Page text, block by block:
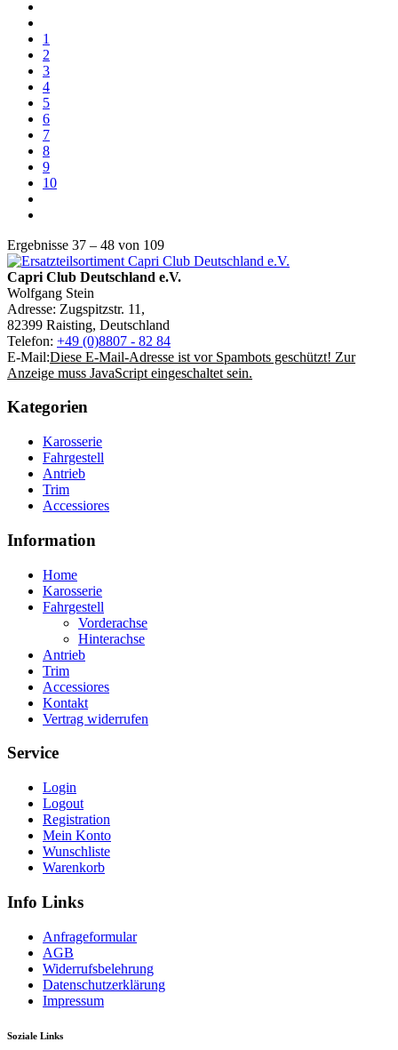
1
2
3
4
5
6
7
8
9
10
Ergebnisse 37 – 48 von 109
Capri Club Deutschland e.V.
Wolfgang Stein
Adresse: Zugspitzstr. 11,
82399 Raisting, Deutschland
Telefon: +49 (0)8807 - 82 84
E-Mail:Diese E-Mail-Adresse ist vor Spambots geschützt! Zur
Anzeige muss JavaScript eingeschaltet sein.
Kategorien
Karosserie
Fahrgestell
Antrieb
Trim
Accessiores
Information
Home
Karosserie
Fahrgestell
Vorderachse
Hinterachse
Antrieb
Trim
Accessiores
Kontakt
Vertrag widerrufen
Service
Login
Logout
Registration
Mein Konto
Wunschliste
Warenkorb
Info Links
Anfrageformular
AGB
Widerrufsbelehrung
Datenschutzerklärung
Impressum
Soziale Links